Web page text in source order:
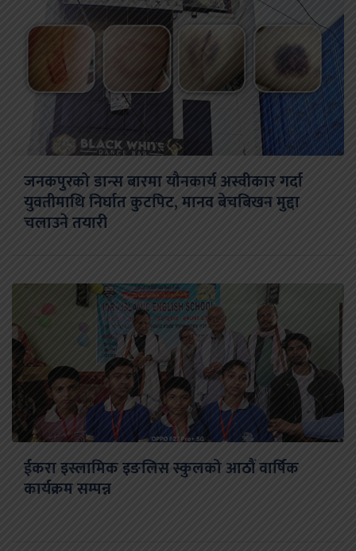
जनकपुरको डान्स बारमा यौनकार्य अस्वीकार गर्दा
युवतीमाथि निर्घात कुटपिट, मानव बेचबिखन मुद्दा
चलाउने तयारी
ईकरा इस्लामिक इङलिस स्कुलको आठौं वार्षिक
कार्यक्रम सम्पन्न